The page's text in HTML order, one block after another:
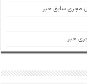
مجری سابق خبر
خبر